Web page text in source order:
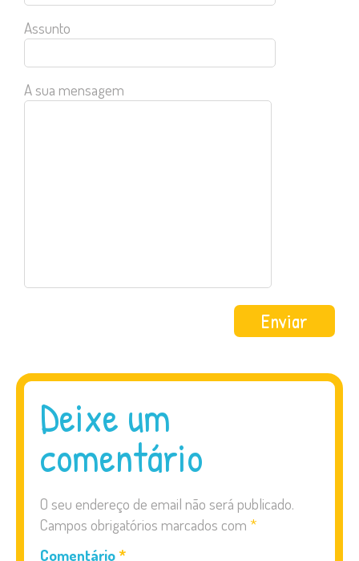
Assunto
A sua mensagem
Deixe um
comentário
O seu endereço de email não será publicado.
Campos obrigatórios marcados com *
Comentário *